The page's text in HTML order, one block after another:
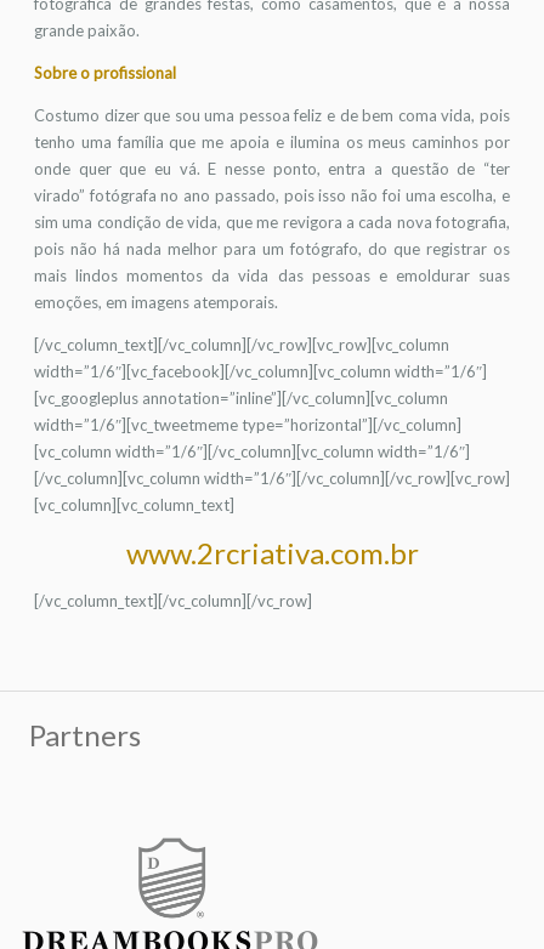
grande paixão.
Sobre o profissional
Costumo dizer que sou uma pessoa feliz e de bem coma vida, pois
tenho uma família que me apoia e ilumina os meus caminhos por
onde quer que eu vá. E nesse ponto, entra a questão de “ter
virado” fotógrafa no ano passado, pois isso não foi uma escolha, e
sim uma condição de vida, que me revigora a cada nova fotografia,
pois não há nada melhor para um fotógrafo, do que registrar os
mais lindos momentos da vida das pessoas e emoldurar suas
emoções, em imagens atemporais.
[/vc_column_text][/vc_column][/vc_row][vc_row][vc_column
width=”1/6″][vc_facebook][/vc_column][vc_column width=”1/6″]
[vc_googleplus annotation=”inline”][/vc_column][vc_column
width=”1/6″][vc_tweetmeme type=”horizontal”][/vc_column]
[vc_column width=”1/6″][/vc_column][vc_column width=”1/6″]
[/vc_column][vc_column width=”1/6″][/vc_column][/vc_row][vc_row]
[vc_column][vc_column_text]
www.2rcriativa.com.br
[/vc_column_text][/vc_column][/vc_row]